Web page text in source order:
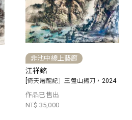
非池中線上藝廊
江祥銘
[倚天屠龍記］王盤山揚刀，2024
作品已售出
NT$ 35,000